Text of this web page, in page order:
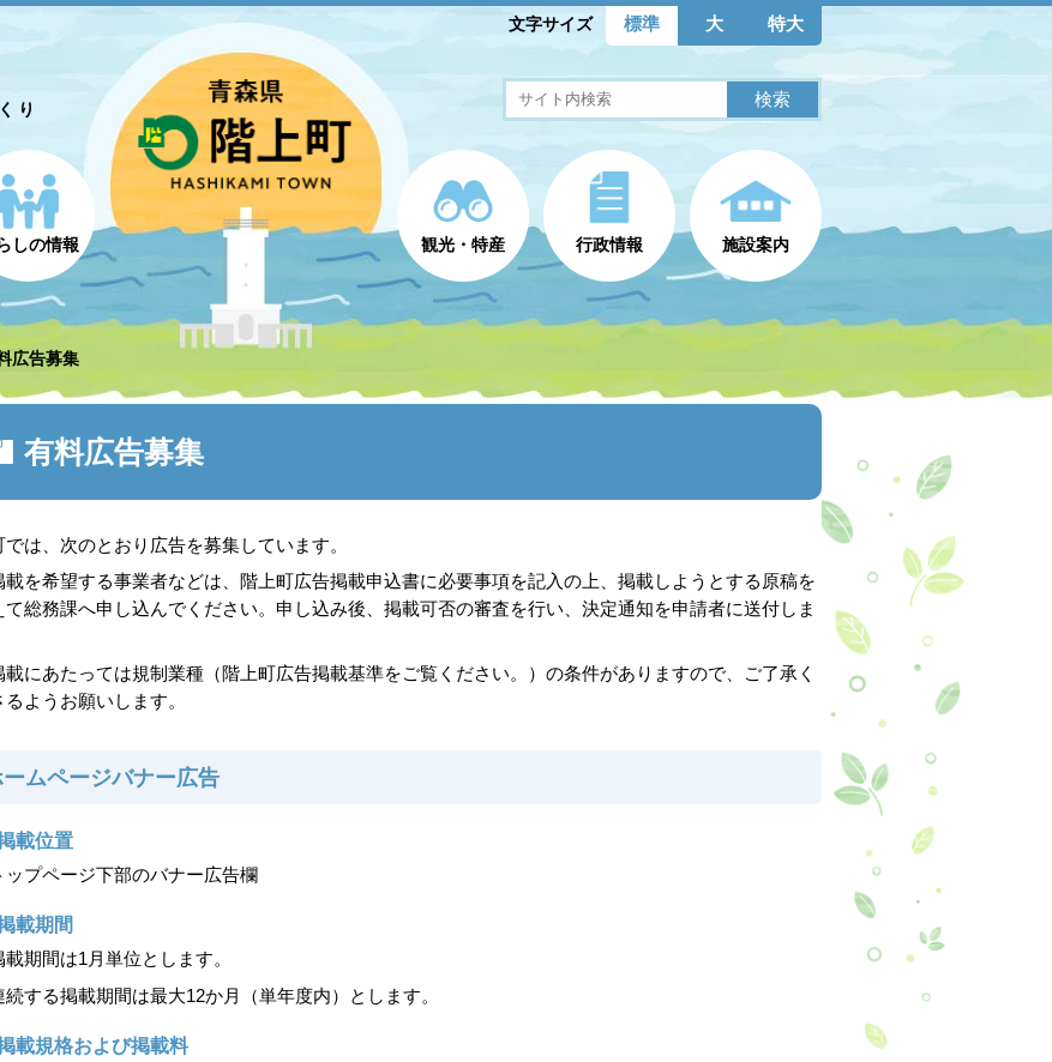
文字サイズ 標準 大 特大
り
しの情報 観光・特産 行政情報 施設案内
広告募集
有料広告募集
は、次のとおり広告を募集しています。
を希望する事業者などは、階上町広告掲載申込書に必要事項を記入の上、掲載しようとする原稿を
て総務課へ申し込んでください。申し込み後、掲載可否の審査を行い、決定通知を申請者に送付しま
にあたっては規制業種（階上町広告掲載基準をご覧ください。）の条件がありますので、ご了承く
るようお願いします。
ムページバナー広告
載位置
プページ下部のバナー広告欄
載期間
期間は1月単位とします。
する掲載期間は最大12か月（単年度内）とします。
載規格および掲載料